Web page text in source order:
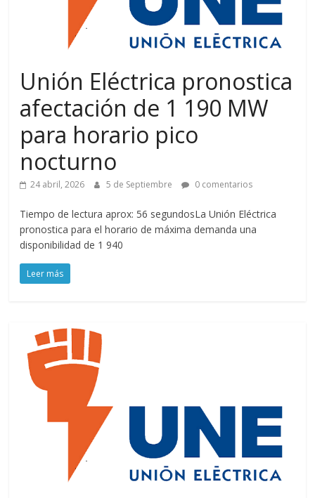
Unión Eléctrica pronostica
afectación de 1 190 MW
para horario pico
nocturno
24 abril, 2026 5 de Septiembre 0 comentarios
Tiempo de lectura aprox: 56 segundosLa Unión Eléctrica
pronostica para el horario de máxima demanda una
disponibilidad de 1 940
Leer más